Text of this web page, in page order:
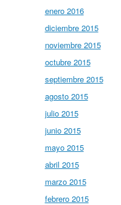
enero 2016
diciembre 2015
noviembre 2015
octubre 2015
septiembre 2015
agosto 2015
julio 2015
junio 2015
mayo 2015
abril 2015
marzo 2015
febrero 2015